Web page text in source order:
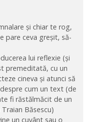
și chiar te rog,
pare ceva greșit, să-
lui reflexie (și
premeditată, cu un
cineva și atunci să
cum un text (de
fi răstălmăcit de un
Băsescu)
un cuvânt sau o